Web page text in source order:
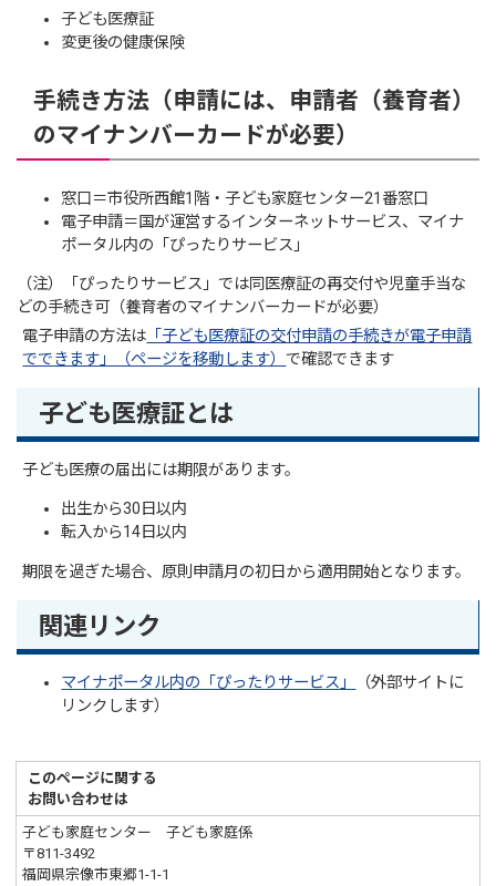
子ども医療証
変更後の健康保険
手続き方法（申請には、申請者（養育者）
のマイナンバーカードが必要）
窓口＝市役所西館1階・子ども家庭センター21番窓口
電子申請＝国が運営するインターネットサービス、マイナ
ポータル内の「ぴったりサービス」
（注）「ぴったりサービス」では同医療証の再交付や児童手当な
どの手続き可（養育者のマイナンバーカードが必要）
電子申請の方法は 「子ども医療証の交付申請の手続きが電子申請
でできます」（ページを移動します）で確認できます
子ども医療証とは
子ども医療の届出には期限があります。
出生から30日以内
転入から14日以内
期限を過ぎた場合、原則申請月の初日から適用開始となります。
関連リンク
マイナポータル内の「ぴったりサービス」
（外部サイトに
リンクします）
このページに関する
お問い合わせは
子ども家庭センター 子ども家庭係
〒811-3492
福岡県宗像市東郷1-1-1